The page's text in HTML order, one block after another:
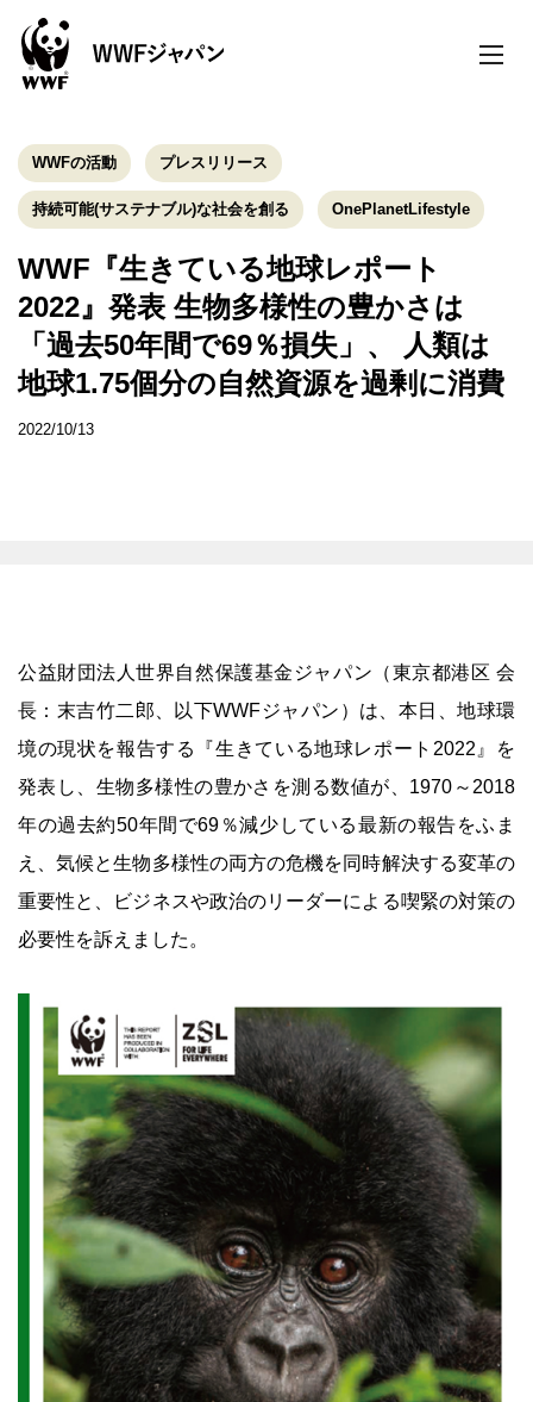
toggle
WWFの活動 プレスリリース
持続可能(サステナブル)な社会を創る OnePlanetLifestyle
WWF『生きている地球レポート
2022』発表 生物多様性の豊かさは
「過去50年間で69％損失」、 人類は
地球1.75個分の自然資源を過剰に消費
2022/10/13
公益財団法人世界自然保護基金ジャパン（東京都港区 会
長：末吉竹二郎、以下WWFジャパン）は、本日、地球環
境の現状を報告する『生きている地球レポート2022』を
発表し、生物多様性の豊かさを測る数値が、1970～2018
年の過去約50年間で69％減少している最新の報告をふま
え、気候と生物多様性の両方の危機を同時解決する変革の
重要性と、ビジネスや政治のリーダーによる喫緊の対策の
必要性を訴えました。